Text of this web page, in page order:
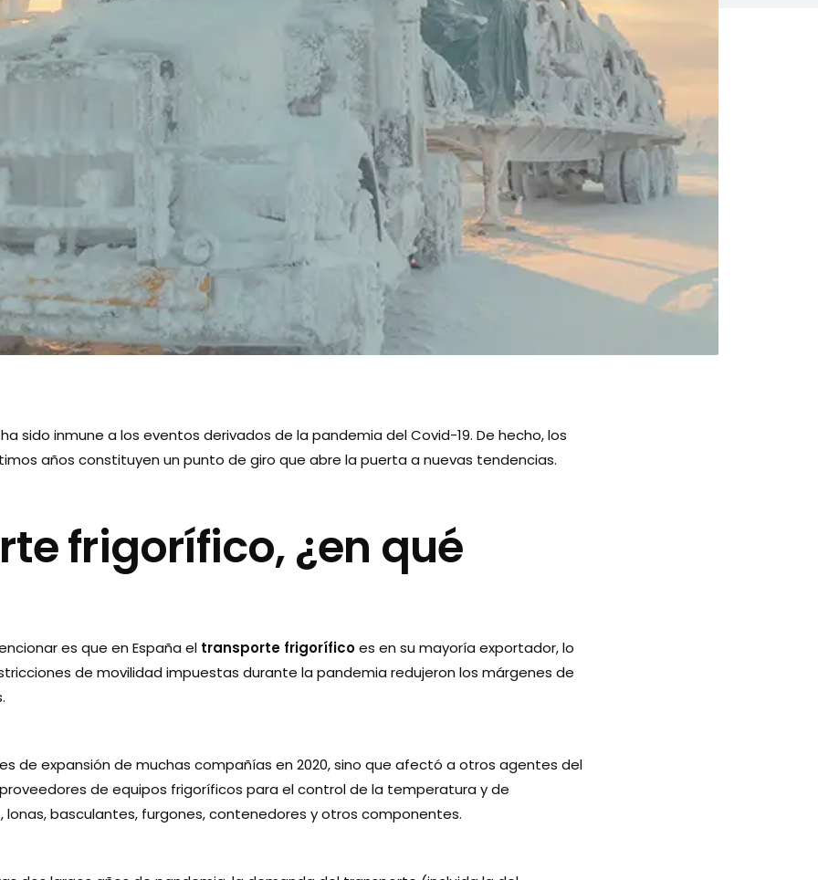
sido inmune a los eventos derivados de la pandemia del Covid-19. De hecho, los
años constituyen un punto de giro que abre la puerta a nuevas tendencias.
frigorífico, ¿en qué
es que en España el transporte frigoríficoes en su mayoría exportador, lo
de movilidad impuestas durante la pandemia redujeron los márgenes de
de expansión de muchas compañías en 2020, sino que afectó a otros agentes del
de equipos frigoríficos para el control de la temperatura y de
lonas, basculantes, furgones, contenedores y otros componentes.